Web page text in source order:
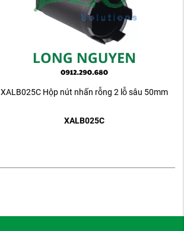
XALB025C Hộp nút nhấn rỗng 2 lỗ sâu 50mm
XALB025C